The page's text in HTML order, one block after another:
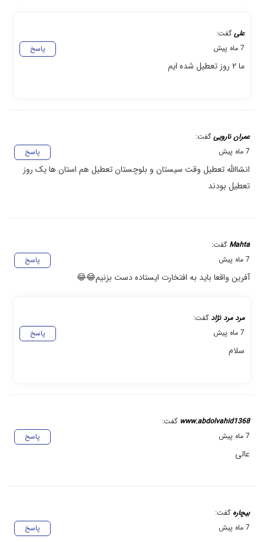
علی گفت:
پاسخ
7 ماه پیش
ما ۲ روز تعطیل شده ایم
عمران نارویی گفت:
پاسخ
7 ماه پیش
انشاالله تعطیل وقت سیستان و بلوچستان تعطیل هم استان ها یک روز
تعطیل بودند
Mahta گفت:
پاسخ
7 ماه پیش
آفرین واقعا باید به افتخارت ایستاده دست بزنیم😂😂
مرد مرد نژاد گفت:
پاسخ
7 ماه پیش
سلام
www.abdolvahid1368 گفت:
پاسخ
7 ماه پیش
عالی
بیچاره گفت:
پاسخ
7 ماه پیش